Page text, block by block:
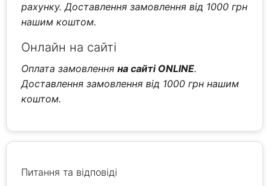
рахунку. Доставлення замовлення від 1000 грн
нашим коштом.
Онлайн на сайті
Оплата замовленняна сайті ONLINE.
Доставлення замовлення від 1000 грн нашим
коштом.
Питання та відповіді